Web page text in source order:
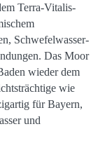
Terra-Vitalis-
Schwefelwasser-
Das Moor
wieder dem
wie
für Bayern,
und